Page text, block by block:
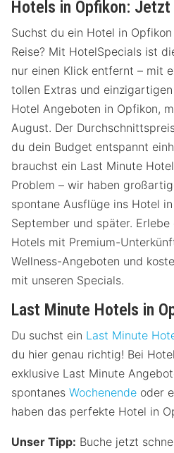
Hotels in Opfikon:
Suchst du ein Hotel in
Reise? Mit HotelSpecials ist
nur einen Klick entfernt – mit
tollen Extras und einzigartigen
Hotel Angeboten in Opfikon,
August. Der
du dein Budget entspannt
brauchst ein Last Minute
Problem – wir haben
spontane Ausflüge ins Hotel
September und später.
Hotels mit Premium-
Wellness-Angeboten und
mit unseren Specials.
Last Minute Hotels in
Du suchst ein Last Minute
du hier genau richtig! Bei
exklusive Last Minute
spontanes Wochenende oder
haben das perfekte Hotel in
Unser Tipp: Buche jetzt